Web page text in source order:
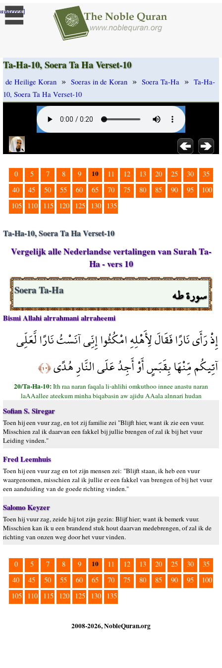
]
Ta-Ha-10, Soera Ta Ha Verset-10
de Heilige Koran » Soeras in de Koran » Soera Ta-Ha » Ta-Ha-
10, Soera Ta Ha Verset-10
0 5 7 8 9 10 11 12 13 20 25 30
35
40
45 50 55 60 65 70 75 80 85 90 95
100
105
110 115 120 125 130 135
Ta-Ha-10, Soera Ta Ha Verset-10
Vergelijk alle Nederlandse vertalingen van Surah Ta-
Ha - vers 10
سورة طه Soera Ta-Ha
Bismi Allahi alrrahmani alrraheemi
إِذْ رَأَى نَارًا فَقَالَ لِأَهْلِهِ امْكُثُوا إِنِّي آنَسْتُ نَارًا لَّعَلِّي
آتِيكُم مِّنْهَا بِقَبَسٍ أَوْ أَجِدُ عَلَى النَّارِ هُدًى﴿١٠﴾
20/Ta-Ha-10:Ith raa naran faqala li-ahlihi omkuthoo innee anastu naran
laAAallee ateekum minha biqabasin aw ajidu AAala alnnari hudan
Sofian S. Siregar
Toen hij een vuur zag, en tot zij familie zei "Blijft hier, want ik zie een vuur.
Misschien zal ik daarvan een fakkel bij jullie brengen of zal ik bij het vuur
Leiding vinden."
Fred Leemhuis
Toen hij een vuur zag en tot zijn mensen zei: "Blijft staan, ik heb een vuur
waargenomen, misschien zal ik jullie er een fakkel van brengen of bij het vuur
een aanduiding van de goede richting vinden."
Salomo Keyzer
Toen hij vuur zag, zeide hij tot zijn gezin: Blijf hier; want ik bemerk vuur.
Misschien kan ik u een brandend stuk hout daarvan medebrengen, of zal ik de
richting van onzen weg door het vuur vinden.
0 5 7 8 9 10 11 12 13 20 25 30
35
40
45 50 55 60 65 70 75 80 85 90 95
100
105
110 115 120 125 130 135
2008-2026, NobleQuran.org